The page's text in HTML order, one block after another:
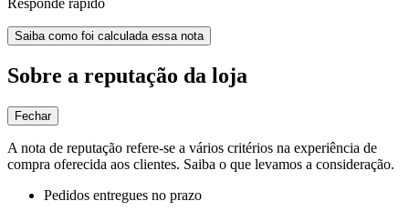
Responde rápido
Saiba como foi calculada essa nota
Sobre a reputação da loja
Fechar
A nota de reputação refere-se a vários critérios na experiência de
compra oferecida aos clientes. Saiba o que levamos a consideração.
Pedidos entregues no prazo